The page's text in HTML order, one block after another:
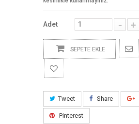
Adet - +
SEPETE EKLE
Tweet Share
Pinterest